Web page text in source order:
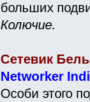
больших
Колючие.
Сетевик
Networker
Особи этого